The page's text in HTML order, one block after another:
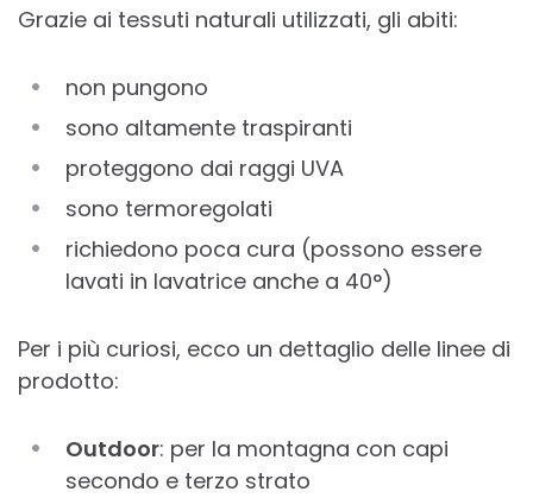
Grazie ai tessuti naturali utilizzati, gli abiti:
non pungono
sono altamente traspiranti
proteggono dai raggi UVA
sono termoregolati
richiedono poca cura (possono essere
lavati in lavatrice anche a 40°)
Per i più curiosi, ecco un dettaglio delle linee di
prodotto:
Outdoor: per la montagna con capi
secondo e terzo strato